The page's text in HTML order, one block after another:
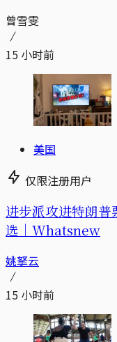
曾雪雯
15 小时前
美国
仅限注册用户
进步派攻进特朗
选｜Whatsnew
姚拏云
15 小时前